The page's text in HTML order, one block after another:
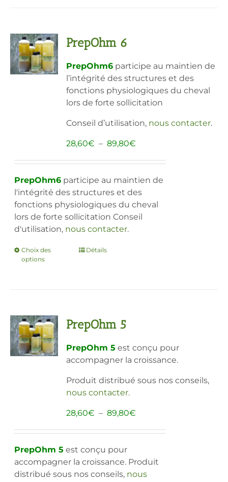
options
être
choisies
sur
la
du
produit
PrepOhm 6
PrepOhm6 participe au maintien de
l’intégrité des structures et des
fonctions physiologiques du cheval
lors de forte sollicitation
Conseil d’utilisation, nous contacter.
28,60€ – 89,80€
prix :
28,60€
à
89,80€
PrepOhm6 participe au maintien de
l'intégrité des structures et des
fonctions physiologiques du cheval
lors de forte sollicitation Conseil
d'utilisation, nous contacter.
Choix des
options
Ce
options
être
choisies
la
page
du
Détails
PrepOhm 5
PrepOhm 5 est conçu pour
accompagner la croissance.
Produit distribué sous nos conseils,
nous contacter.
28,60€ – 89,80€
prix :
à
89,80€
PrepOhm 5 est conçu pour
accompagner la croissance. Produit
distribué sous nos conseils, nous